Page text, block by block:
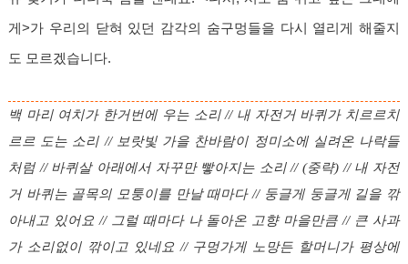
게>가 우리의 닫혀 있던 감각의 숨구멍들을 다시 열리게 해줄지
도 모르겠습니다.
백 마리 여치가 한거번에 우는 소리 // 내 자전거 바퀴가 치르르치
르르 도는 소리 // 보랏빛 가을 찬바람이 정미소에 실려온 나락들
처럼 // 바퀴살 아래에서 자꾸만 빻아지는 소리 // (중략) // 내 자전
거 바퀴는 골목의 모퉁이를 만날 때마다 // 둥글게 둥글게 길을 깎
아내고 있어요 // 그럴 때마다 나 돌아온 고향 마을만큼 // 큰 사과
가 소리없이 깎이고 있네요 // 구멍가게 노망든 할머니가 평상에